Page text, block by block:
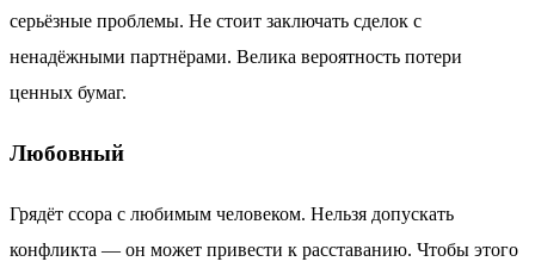
серьёзные проблемы. Не стоит заключать сделок с
ненадёжными партнёрами. Велика вероятность потери
ценных бумаг.
Любовный
Грядёт ссора с любимым человеком. Нельзя допускать
конфликта — он может привести к расставанию. Чтобы этого